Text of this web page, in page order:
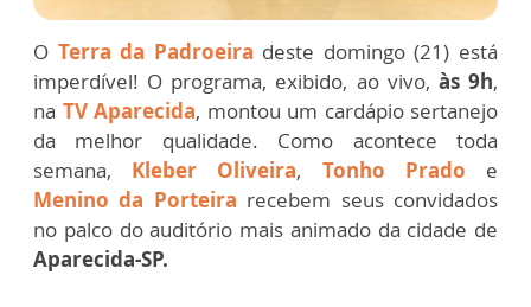
O Terra da Padroeira deste domingo (21) está
imperdível! O programa, exibido, ao vivo, às 9h,
na TV Aparecida, montou um cardápio sertanejo
da melhor qualidade. Como acontece toda
semana, Kleber Oliveira, Tonho Prado e
Menino da Porteira recebem seus convidados
no palco do auditório mais animado da cidade de
Aparecida-SP.